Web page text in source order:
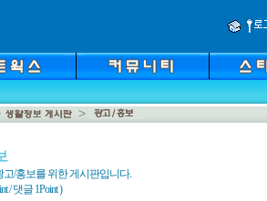
고/홍보를 위한 게시판입니다.
/ 댓글 1Point )